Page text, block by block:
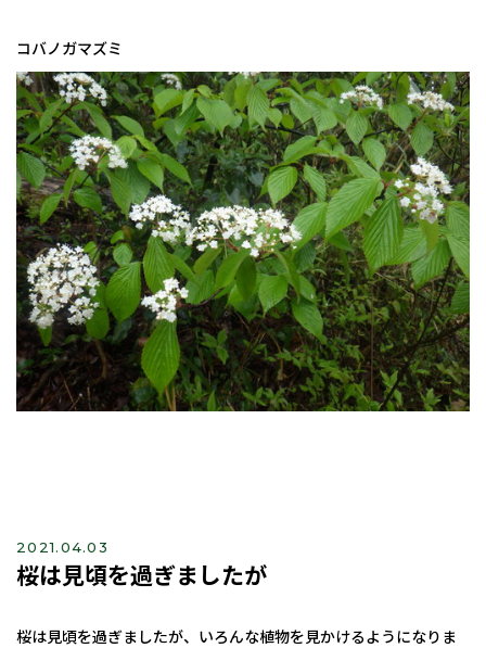
コバノガマズミ
2021.04.03
桜は見頃を過ぎましたが
桜は見頃を過ぎましたが、いろんな植物を見かけるようになりま